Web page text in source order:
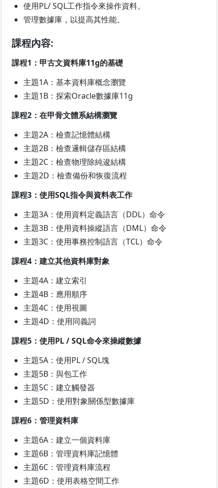
使用PL/ SQL工作指令來操作資料。
管理數據庫，以提高其性能。
課程內容:
課程1：甲古文資料庫11g的基礎
主題1A：基本資料庫概念瀏覽
主題1B：探索Oracle數據庫11g
課程2：在甲骨文體系結構瀏覽
主題2A：檢查記憶體結構
主題2B：檢查邏輯儲存區結構
主題2C：檢查物理除純逡結構
主題2D：檢查備份和恢復流程
課程3：使用SQL指令與資料表工作
主題3A：使用資料定義語言（DDL）命令
主題3B：使用資料操縱語言（DML）命令
主題3C：使用事務控制語言（TCL）命令
課程4：建立其他資料庫對象
主題4A：建立索引
主題4B：應用順序
主題4C：使用視圖
主題4D：使用同義詞
課程5：使用PL / SQL命令來操縱數據
主題5A：使用PL / SQL塊
主題5B：與包工作
主題5C：建立觸發器
主題5D：使用對象關係型數據庫
課程6：管理資料庫
主題6A：建立一個資料庫
主題6B：管理資料庫記憶體
主題6C：管理資料庫流程
主題6D：使用表格空間工作